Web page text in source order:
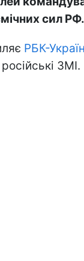
сил РФ.
РБК-
ЗМІ.